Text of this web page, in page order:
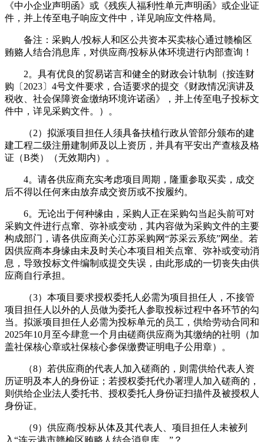
《中小企业声明函》或《残疾人福利性单元声明函》或企业证
件，并上传至电子响应文件中，详见响应文件格局。
备注：采购人/投标人和区公共资本买卖核心通过赣榆区
贿赂人结合消息库，对供应商/投标从体环境进行内部查询！
2。具有优良的贸易诺言和健全的财政会计轨制（按连财
购〔2023〕4号文件要求，合适要求的提交《财政情况演讲及
税收、社会保障资金缴纳环境许诺函》，并上传至电子投标文
件中，详见采购文件。）。
（2）拟派项目担任人须具备扶植行政从管部分颁布的建
建工程二级注册建制师及以上资历，并具有平安出产查核及格
证（B类）（无效期内）。
4。请各供应商充实考虑项目周期，隆重参取买卖，成交
后不得以任何来由放弃成交资历或不按履约。
6。无论出于何种缘由，采购人正在采购勾当起头前可对
采购文件进行点窜、弥补或变动，其内容做为采购文件的主要
构成部门，请各供应商关心江苏采购网“苏采云系统”网坐。若
因供应商本身缘由未及时关心本项目相关点窜、弥补或变动消
息，导致投标文件编制或提交失误，由此形成的一切丧失由供
应商自行承担。
（3）本项目要求授权委托人必需为项目担任人，不接管
项目担任人以外的人员做为委托人参取投标过程中各环节的勾
当。拟派项目担任人必需为投标单元的员工，供给劳动合同和
2025年10月至今肆意一个月由磋商供应商为其缴纳的社明（加
盖社保核心章或社保核心参保缴费证明电子公用章）。
（8）若供应商的代表人加入磋商的，则需供给代表人资
历证明及本人的身份证；若授权委托代办署理人加入磋商的，
则供给企业法人委托书、授权委托人身份证扫描件及被授权人
身份证。
（9）供应商/投标从体及其代表人、项目担任人未被列